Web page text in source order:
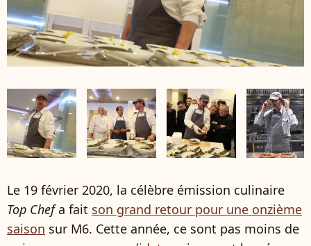
Le 19 février 2020, la célèbre émission culinaire
Top Chefa fait son grand retour pour une onzième
saison sur M6. Cette année, ce sont pas moins de